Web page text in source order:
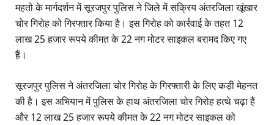
महतो के मार्गदर्शन में सूरजपुर पुलिस ने जिले में सक्रिय अंतरजिला खूंखार
चोर गिरोह को गिरफ्तार किया है। इस गिरोह को कार्रवाई के तहत 12
लाख 25 हजार रूपये कीमत के 22 नग मोटर साइकल बरामद किए गए
हैं।
सूरजपुर पुलिस ने अंतरजिला चोर गिरोह के गिरफ्तारी के लिए कड़ी मेहनत
की है। इस अभियान में पुलिस के हाथ अंतरजिला चोर गिरोह हत्थे चढ़ा हैं
और 12 लाख 25 हजार रूपये कीमत के 22 नग मोटर साइकल को